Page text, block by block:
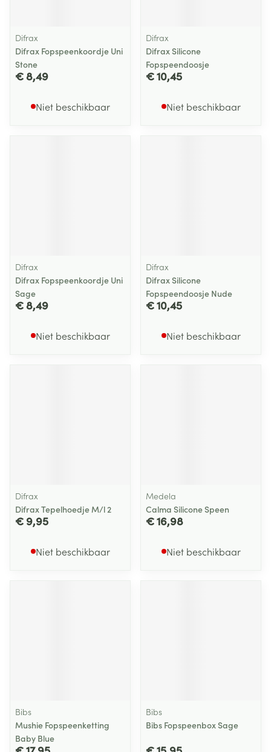
Difrax
Difrax Fopspeenkoordje Uni
Stone
€ 8,49
Niet beschikbaar
Difrax
Difrax Silicone
Fopspeendoosje
€ 10,45
Niet beschikbaar
Difrax
Difrax Fopspeenkoordje Uni
Sage
€ 8,49
Niet beschikbaar
Difrax
Difrax Silicone
Fopspeendoosje Nude
€ 10,45
Niet beschikbaar
Difrax
Difrax Tepelhoedje M/l 2
€ 9,95
Niet beschikbaar
Medela
Calma Silicone Speen
€ 16,98
Niet beschikbaar
Bibs
Mushie Fopspeenketting
Baby Blue
Bibs
Bibs Fopspeenbox Sage